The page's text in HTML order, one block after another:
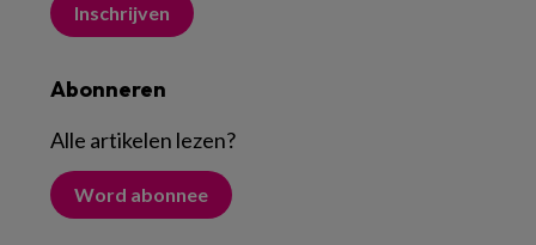
Inschrijven
Abonneren
Alle artikelen lezen?
Word abonnee